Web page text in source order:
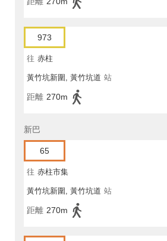
973
往 赤柱
黃竹坑新圍, 黃竹坑道 站
距離 270m
新巴
65
往 赤柱市集
黃竹坑新圍, 黃竹坑道 站
距離 270m